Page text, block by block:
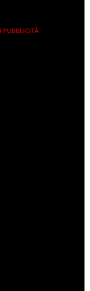
PUBBLICITÀ